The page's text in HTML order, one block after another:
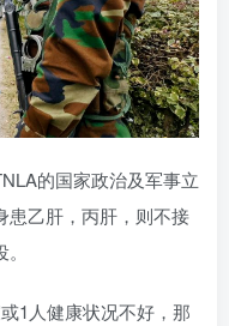
的国家政治及军事立
患乙肝，丙肝，则不接
1人健康状况不好，那